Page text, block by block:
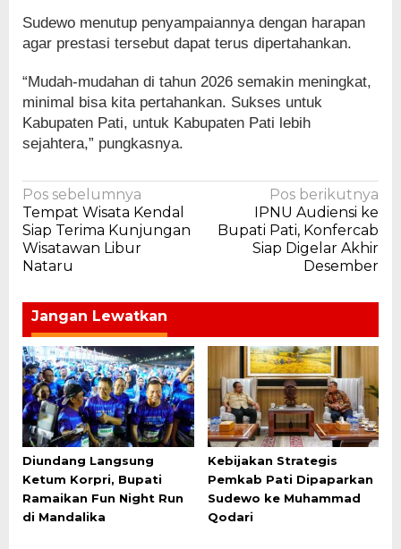
Sudewo menutup penyampaiannya dengan harapan
agar prestasi tersebut dapat terus dipertahankan.
“Mudah-mudahan di tahun 2026 semakin meningkat,
minimal bisa kita pertahankan. Sukses untuk
Kabupaten Pati, untuk Kabupaten Pati lebih
sejahtera,” pungkasnya.
Navigasi
pos
Pos sebelumnya
Tempat Wisata Kendal
Siap Terima Kunjungan
Wisatawan Libur
Nataru
Pos berikutnya
IPNU Audiensi ke
Bupati Pati, Konfercab
Siap Digelar Akhir
Desember
Jangan Lewatkan
Diundang Langsung
Ketum Korpri, Bupati
Ramaikan Fun Night Run
di Mandalika
Kebijakan Strategis
Pemkab Pati Dipaparkan
Sudewo ke Muhammad
Qodari